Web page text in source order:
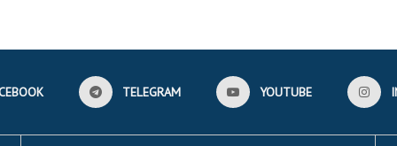
TELEGRAM YOUTUBE